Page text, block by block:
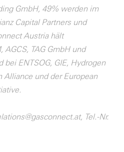
GmbH, 49% werden im
Capital Partners und
Austria hält
AGCS, TAG GmbH und
ENTSOG, GIE, Hydrogen
Alliance und der European
Tel.-Nr.